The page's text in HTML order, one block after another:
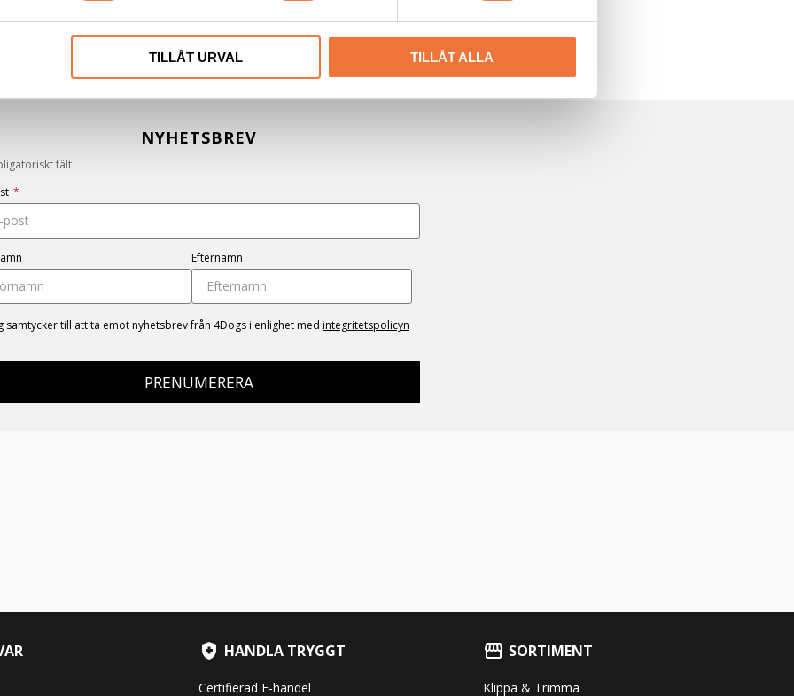
TILLÅT URVAL TILLÅT ALLA
NYHETSBREV
fält
*
Efternamn
samtycker till att ta emot nyhetsbrev från 4Dogs i enlighet med integritetspolicyn
PRENUMERERA
HANDLA TRYGGT
Certifierad E-handel
SORTIMENT
Klippa & Trimma